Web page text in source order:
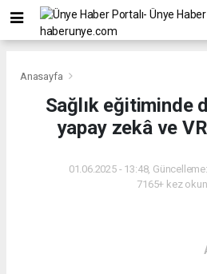
Anasayfa
Sağlık eğitiminde
yapay zekâ ve
01.06.2025 - 13:48,
7165+ kez